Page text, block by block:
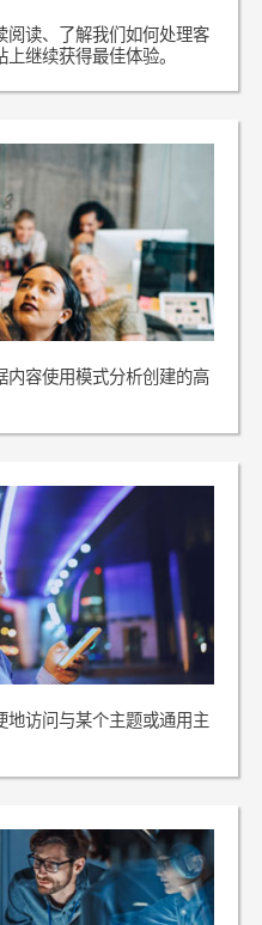
阅读、了解我们如何处理客
继续获得最佳体验。
内容使用模式分析创建的高
地访问与某个主题或通用主